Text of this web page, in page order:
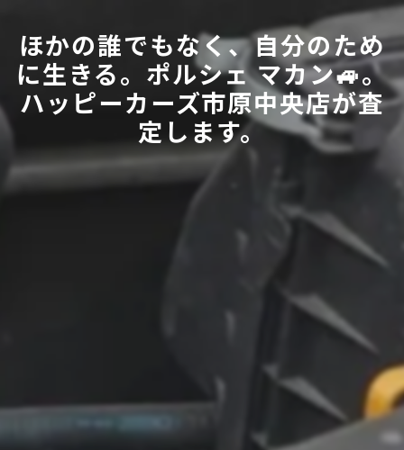
ほかの誰でもなく、自分のため
に生きる。ポルシェ マカン🚙。
ハッピーカーズ市原中央店が査
定します。